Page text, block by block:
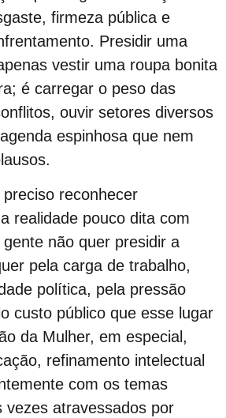
Reunião de Organização d0 21º Orgulho
Cajazeiras XII Recebe a II Parada LGBT+ Domingo
São Tibira do Maranhão
Orgulho LGBT: um Carnaval com Lógica Revertida
Salvador: Capital do Orgulho
Roteiro Orgulho em Salvador
Chame Meu Nome
Retificação de Nome
Novo CMLGBT Salvador
Perdas Levam à Tragédia Pessoal
Falares LGBT+
Salve 2 de julho
Posse do Conselho Municipal LGBT+
Gay is Good, Gays is Proud
firmeza pública e
Presidir uma
vestir uma roupa bonita
é carregar o peso das
ouvir setores diversos
espinhosa que nem
reconhecer
realidade pouco dita com
não quer presidir a
pela carga de trabalho,
política, pela pressão
custo público que esse lugar
da Mulher, em especial,
refinamento intelectual
com os temas
vezes atravessados por